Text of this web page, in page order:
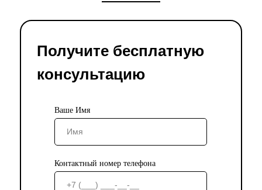
Получите бесплатную
консультацию
Ваше Имя
Контактный номер телефона